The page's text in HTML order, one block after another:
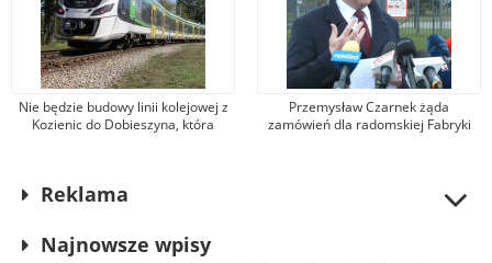
Nie będzie budowy linii kolejowej z
Kozienic do Dobieszyna, która
Przemysław Czarnek żąda
zamówień dla radomskiej Fabryki
Reklama
Najnowsze wpisy